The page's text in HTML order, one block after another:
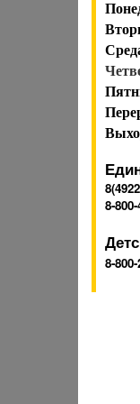
8-800-
8-